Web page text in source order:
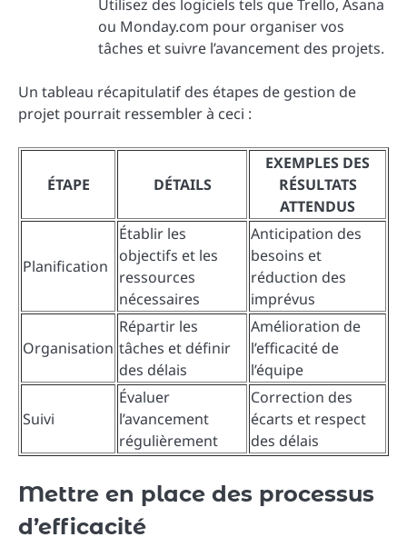
Utilisez des logiciels tels que Trello, Asana
ou Monday.com pour organiser vos
tâches et suivre l’avancement des projets.
Un tableau récapitulatif des étapes de gestion de
projet pourrait ressembler à ceci :
ÉTAPE DÉTAILS
EXEMPLES DES
RÉSULTATS
ATTENDUS
Planification
Établir les
objectifs et les
ressources
nécessaires
Anticipation des
besoins et
réduction des
imprévus
Organisation
Répartir les
tâches et définir
des délais
Amélioration de
l’efficacité de
l’équipe
Suivi
Évaluer
l’avancement
régulièrement
Correction des
écarts et respect
des délais
Mettre en place des processus
d’efficacité